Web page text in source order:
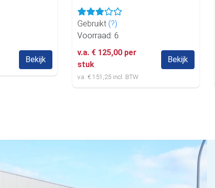
Bekijk
Gebruikt (?)
Voorraad: 6
v.a. € 125,00 per
stuk
v.a. € 151,25 incl. BTW
Bekijk